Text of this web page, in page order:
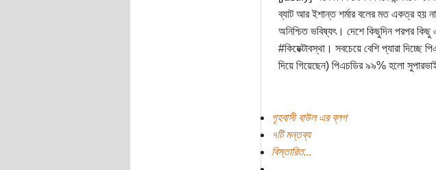
ব্যাট আর ইশান্ত শর্মার বলের মত একত্র হয়
অনিশ্চিত ভবিষ্যৎ। দেশে কিছুদিন পরপর কিছু
#কিয়েক্টাবস্থা। সবচেয়ে বেশি প্যারা
দিয়ে গিয়েছেন) পিএচডির ৯৯% হলো
গৃহবাসী বাউল এর ব্লগ
৭টি মন্তব্য
বিস্তারিত...